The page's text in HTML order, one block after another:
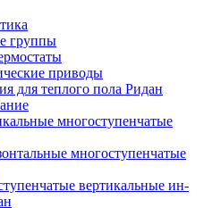
группы
приводы
для теплого пола Ридан
многоступенчатые
многоступенчатые
вертикальные ин-